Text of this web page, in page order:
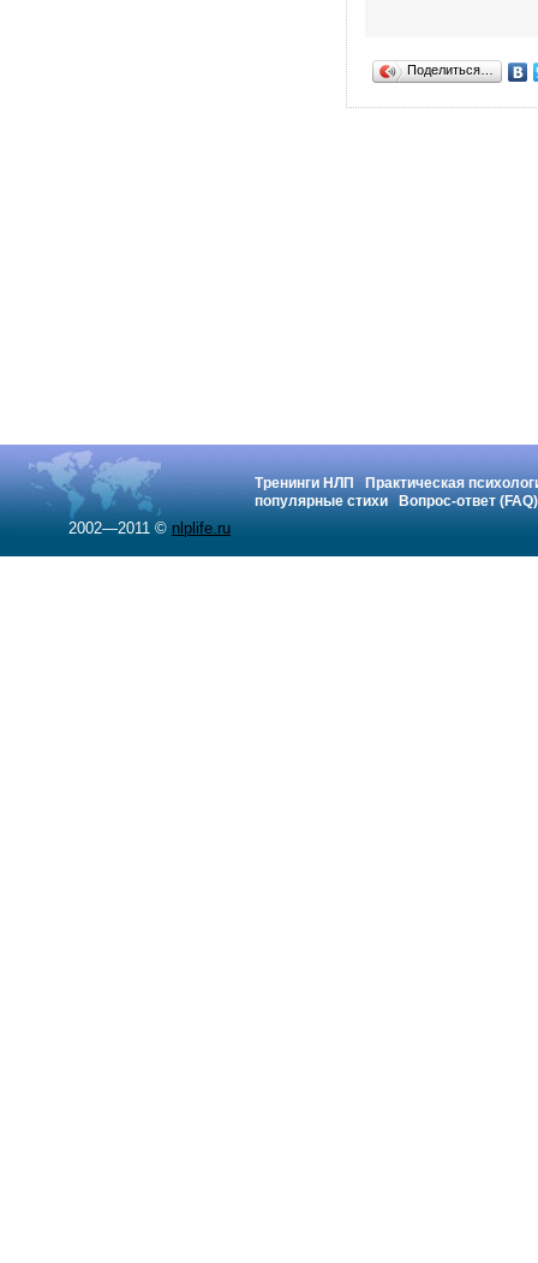
Поделиться…
Тренинги НЛП
Практическая
популярные стихи
Вопрос-ответ (FAQ)
2002—2011 © nlplife.ru